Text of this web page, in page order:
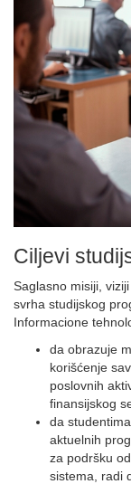
Ciljevi
Saglasno misiji,
svrha studijskog
Informacione
da obrazuje
korišćenje
poslovnih
finansijskog
da
aktuelnih
za podršku
sistema, radi